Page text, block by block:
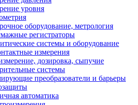
уровня
оборудование, метрология
регистраторы
системы и оборудование
измерения
дозировка, сыпучие
системы
преобразователи и барьеры
автоматика